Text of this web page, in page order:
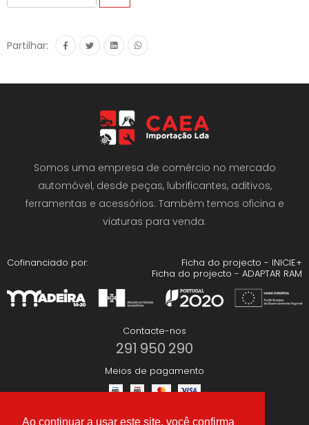
Ao continuar a usar este site, você confirma
Partilhar:
Somos uma empresa de comércio no mercado
automóvel, desde peças, lubrificantes, aditivos,
ferramentas e acessórios. Também temos oficina e
viaturas para venda.
Cofinanciado por:
Ficha do projecto - INICIE+
Ficha do projecto - ADAPTAR RAM
Contacte-nos
291 950 290
Meios de pagamento